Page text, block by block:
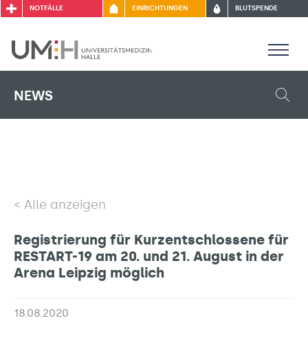
NOTFÄLLE EINRICHTUNGEN BLUTSPENDE
NEWS
Alle anzeigen
Registrierung für Kurzentschlossene für
RESTART-19 am 20. und 21. August in der
Arena Leipzig möglich
18.08.2020